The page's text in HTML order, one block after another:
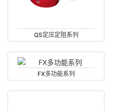
QS定压定阻系列
FX多功能系列